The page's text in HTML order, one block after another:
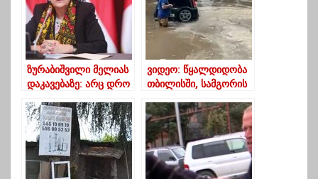
ზურაბიშვილი მელიას
დაკავებაზე: არც დრო
იყო საუკეთესო,
მაგრამ მე არ ვწყვეტ
ვიდეო: წყალდიდობა
თბილისში, სამგორის